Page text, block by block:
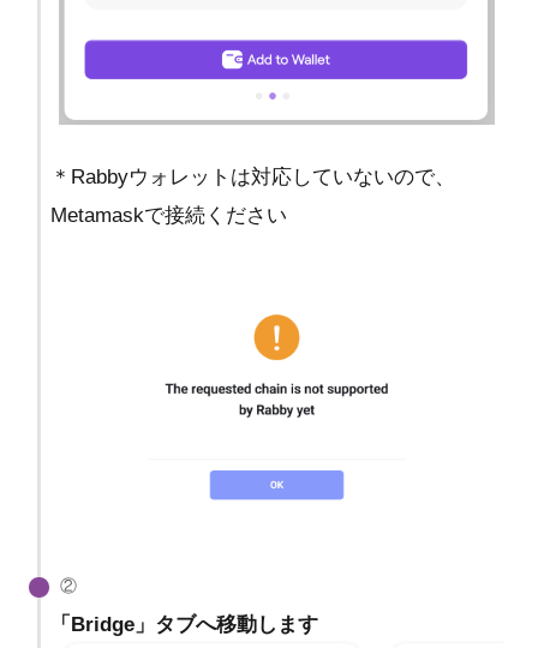
＊Rabbyウォレットは対応していないので、
Metamaskで接続ください
②
「Bridge」タブへ移動します